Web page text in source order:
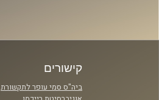
קישורים
ביה"ס סמי עופר לתקשורת